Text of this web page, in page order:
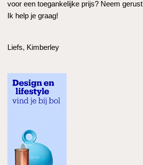
voor een toegankelijke prijs? Neem gerust
Ik help je graag!
Liefs, Kimberley